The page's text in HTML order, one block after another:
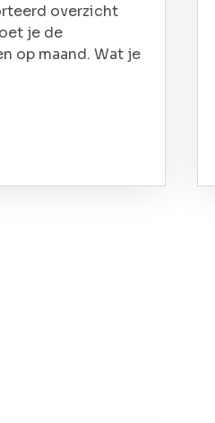
overzicht
je de
op maand. Wat je